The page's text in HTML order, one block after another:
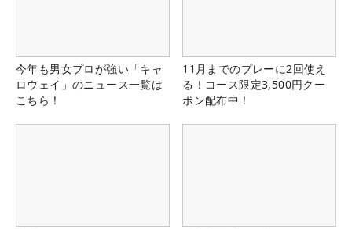
今年も男女プロが強い「キャ
ロウェイ」のニュース一覧は
こちら！
11月までのプレーに2回使え
る！コース限定3,500円クー
ポン配布中！